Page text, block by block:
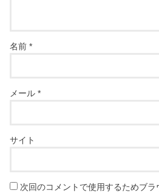
名前*
メール*
サイト
次回のコメントで使用するためブ